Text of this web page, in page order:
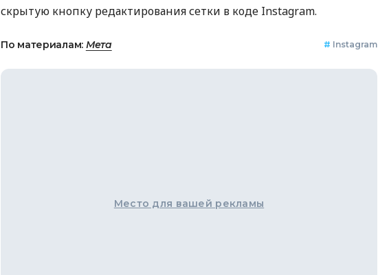
скрытую кнопку редактирования сетки в коде Instagram.
По материалам: Мета # Instagram
Место для вашей рекламы